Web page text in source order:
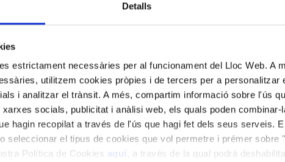
Detalls
estrictament necessàries per al funcionament del Lloc Web. A
utilitzem cookies pròpies i de tercers per a personalitzar
i analitzar el trànsit. A més, compartim informació sobre l'ús
socials, publicitat i anàlisi web, els quals poden
hagin recopilat a través de l'ús que hagi fet dels seus serveis.
seleccionar el tipus de cookies que vol permetre i prémer sobre
Política de Cookies aquí
, a través de la qual podrà
mà el treball dels docents dels tallers de composició,
tres sessions d’El Mixtur a primària , activitat coordinada per
Josep Maria Mestres Quadreny, el qual ens va deixar el
edició del Festival l’any 2013. El Festival Mixtur 2021 recordarà la
d’obres seves interpretades per diferents formacions.